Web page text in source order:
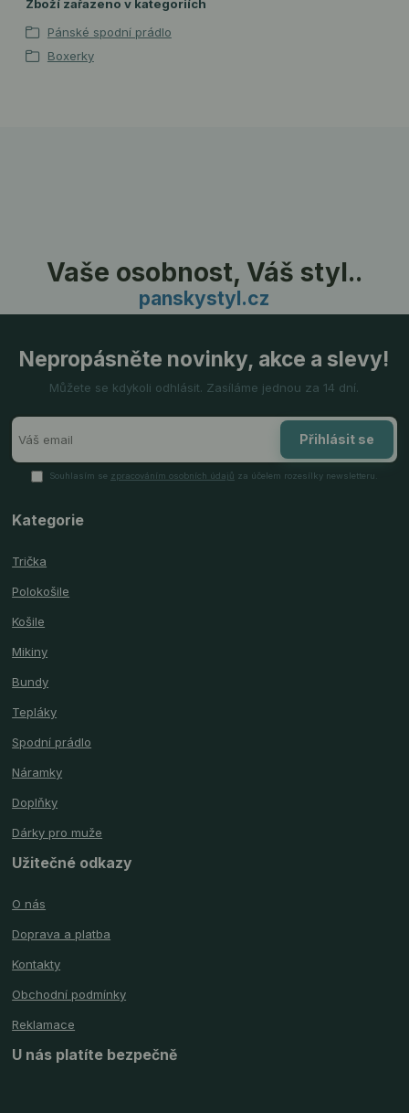
Zboží zařazeno v kategoriích
Pánské spodní prádlo
Boxerky
Vaše osobnost, Váš styl..
panskystyl.cz
Nepropásněte novinky, akce a slevy!
Můžete se kdykoli odhlásit. Zasíláme jednou za 14 dní.
Přihlásit se
Souhlasím se zpracováním osobních údajů za účelem rozesílky newsletteru.
Kategorie
Trička
Polokošile
Košile
Mikiny
Bundy
Tepláky
Spodní prádlo
Náramky
Doplňky
Dárky pro muže
Užitečné odkazy
O nás
Doprava a platba
Kontakty
Obchodní podmínky
Reklamace
U nás platíte bezpečně